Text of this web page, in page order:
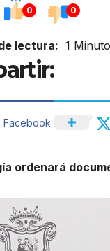
0 0
lectura: 1
Facebook
ordenará